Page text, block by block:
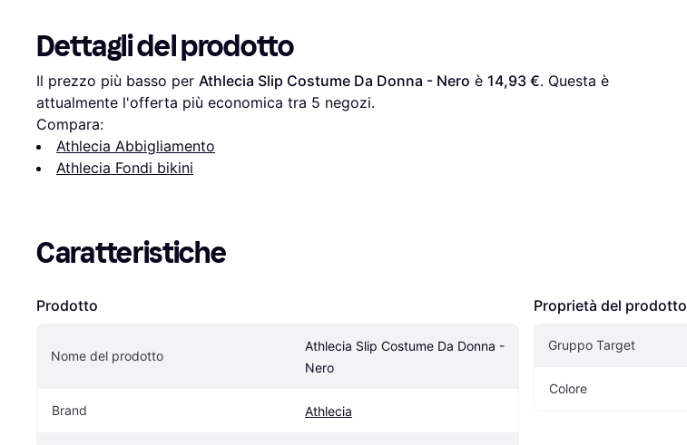
Dettagli del prodotto
Il prezzo più basso per Athlecia Slip Costume Da Donna - Nero è 14,93 €. Questa è
attualmente l'offerta più economica tra 5 negozi.
Compara:
Athlecia Abbigliamento
Athlecia Fondi bikini
Caratteristiche
Prodotto
Nome del prodotto
Athlecia Slip Costume Da Donna -
Nero
Brand Athlecia
Proprietà del prodotto
Gruppo Target
Colore